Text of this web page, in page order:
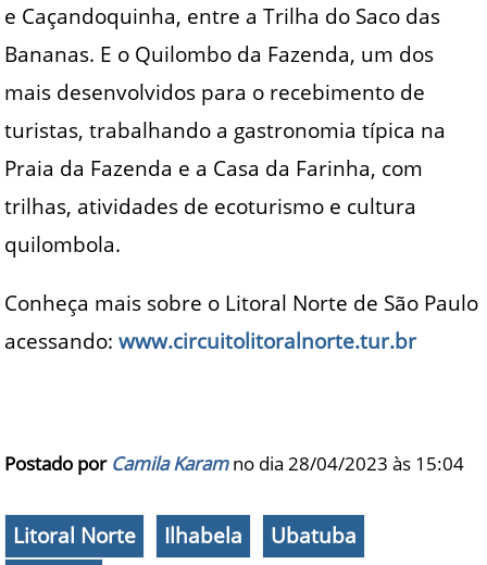
e Caçandoquinha, entre a Trilha do Saco das
Bananas. E o Quilombo da Fazenda, um dos
mais desenvolvidos para o recebimento de
turistas, trabalhando a gastronomia típica na
Praia da Fazenda e a Casa da Farinha, com
trilhas, atividades de ecoturismo e cultura
quilombola.
Conheça mais sobre o Litoral Norte de São Paulo
acessando:www.circuitolitoralnorte.tur.br
Postado por Camila Karamno dia 28/04/2023 às 15:04
Litoral Norte Ilhabela
Ubatuba